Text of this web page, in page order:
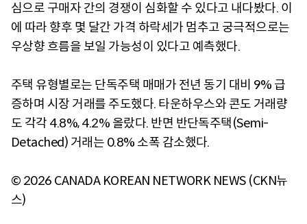
심으로 구매자 간의 경쟁이 심화할 수 있다고 내다봤다. 이
에 따라 향후 몇 달간 가격 하락세가 멈추고 궁극적으로는
우상향 흐름을 보일 가능성이 있다고 예측했다.
주택 유형별로는 단독주택 매매가 전년 동기 대비 9% 급
증하며 시장 거래를 주도했다. 타운하우스와 콘도 거래량
도 각각 4.8%, 4.2% 올랐다. 반면 반단독주택(Semi-
Detached) 거래는 0.8% 소폭 감소했다.
© 2026 CANADA KOREAN NETWORK NEWS (CKN뉴
스)